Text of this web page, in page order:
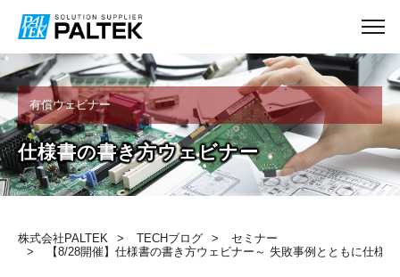
株式会社PALTEK TECHブログ
セミナー
【8/28開催】仕様書の書き方ウェビナー～ 失敗事例とともに仕様
TECHブログ
有償ウェビナー
仕様書の書き方ウェビナー